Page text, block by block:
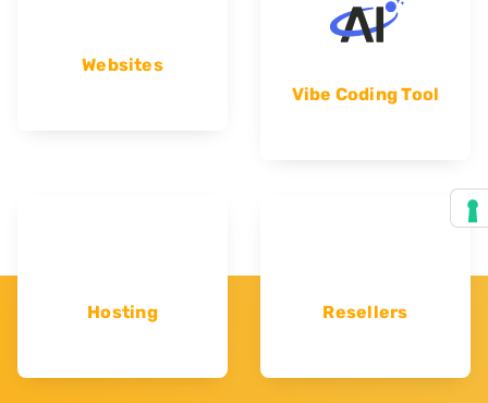
Websites
Vibe Coding Tool
Hosting Resellers